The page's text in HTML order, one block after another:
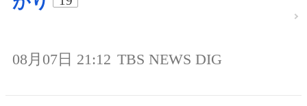
08月07日 21:12 TBS NEWS DIG